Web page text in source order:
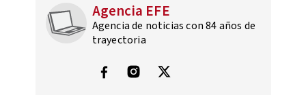
Agencia EFE
Agencia de noticias con 84 años de
trayectoria